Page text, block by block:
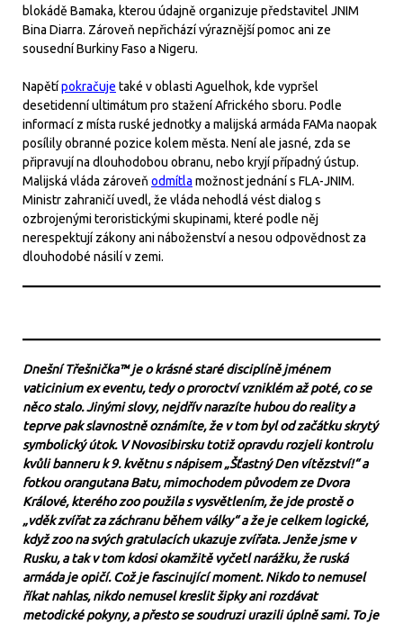
blokádě Bamaka, kterou údajně organizuje představitel JNIM
Bina Diarra. Zároveň nepřichází výraznější pomoc ani ze
sousední Burkiny Faso a Nigeru.
Napětípokračuje také v oblasti Aguelhok, kde vypršel
desetidenní ultimátum pro stažení Afrického sboru. Podle
informací z místa ruské jednotky a malijská armáda FAMa naopak
posílily obranné pozice kolem města. Není ale jasné, zda se
připravují na dlouhodobou obranu, nebo kryjí případný ústup.
Malijská vláda zároveň odmítla možnost jednání s FLA-JNIM.
Ministr zahraničí uvedl, že vláda nehodlá vést dialog s
ozbrojenými teroristickými skupinami, které podle něj
nerespektují zákony ani náboženství a nesou odpovědnost za
dlouhodobé násilí v zemi.
Dnešní Třešnička™ je o krásné staré disciplíně jménem
vaticinium ex eventu, tedy o proroctví vzniklém až poté, co se
něco stalo. Jinými slovy, nejdřív narazíte hubou do reality a
teprve pak slavnostně oznámíte, že v tom byl od začátku skrytý
symbolický útok. V Novosibirsku totiž opravdu rozjeli kontrolu
kvůli banneru k 9. květnu s nápisem „Šťastný Den vítězství!“ a
fotkou orangutana Batu, mimochodem původem ze Dvora
Králové, kterého zoo použila s vysvětlením, že jde prostě o
„vděk zvířat za záchranu během války“ a že je celkem logické,
když zoo na svých gratulacích ukazuje zvířata. Jenže jsme v
Rusku, a tak v tom kdosi okamžitě vyčetl narážku, že ruská
armáda je opičí. Což je fascinující moment. Nikdo to nemusel
říkat nahlas, nikdo nemusel kreslit šipky ani rozdávat
metodické pokyny, a přesto se soudruzi urazili úplně sami. To je